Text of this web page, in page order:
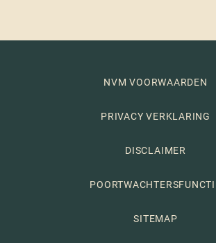
NVM VOORWAARDEN
PRIVACY VERKLARING
DISCLAIMER
SITEMAP